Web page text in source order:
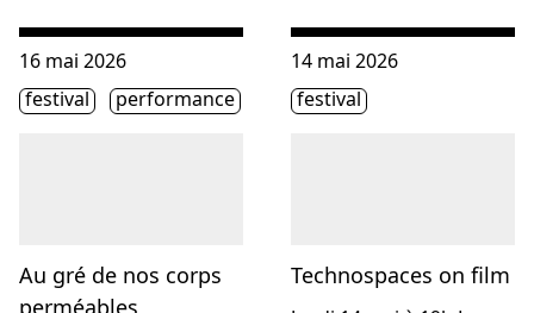
Au gré de nos corps
perméables
Consulter « Au gré de nos corps perméables »
16 mai 2026
Étiquette(s)
festival performance
Technospaces on film
Consulter « Technospaces
14 mai 2026
Étiquette(s)
festival